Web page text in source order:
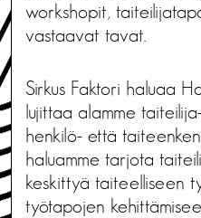
workshopit,
vastaavat tavat.
Sirkus Faktori haluaa
lujittaa alamme
henkilö- että
haluamme tarjota
keskittyä taiteelliseen
työtapojen